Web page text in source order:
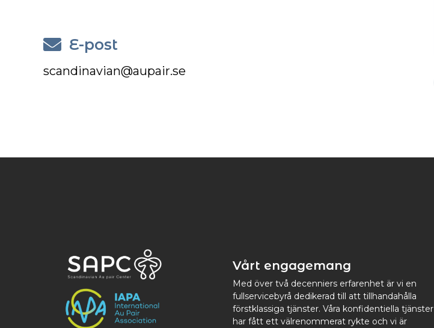
E-post
scandinavian@aupair.se
Vårt engagemang
Med över två decenniers erfarenhet är vi en
fullservicebyrå dedikerad till att tillhandahålla
förstklassiga tjänster. Våra konfidentiella tjänster
har fått ett välrenommerat rykte och vi är